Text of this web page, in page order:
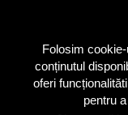
Folosim
conținutul
oferi
pentru
Blog Scaune